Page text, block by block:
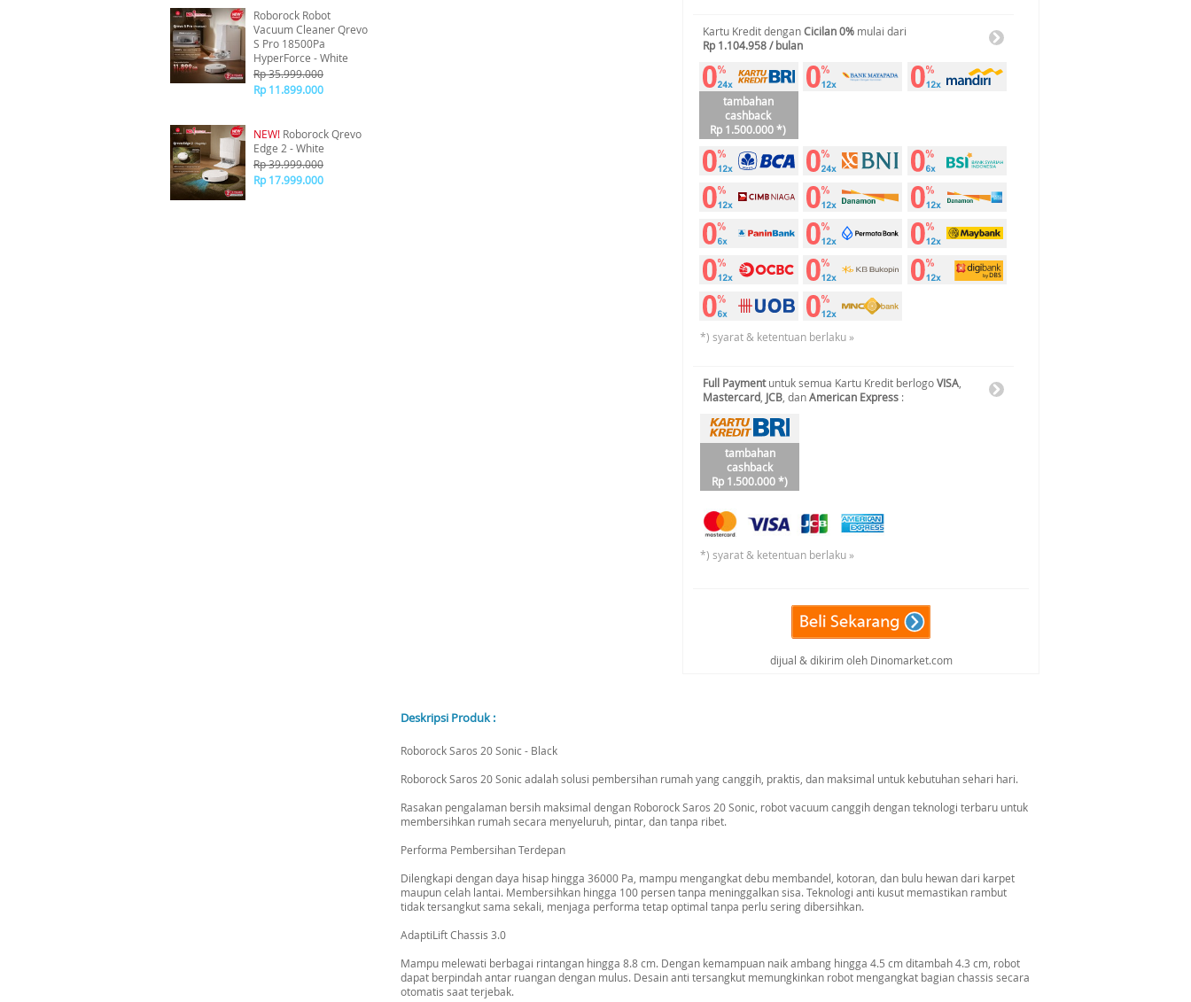
Roborock Robot
Vacuum Cleaner Qrevo
S Pro 18500Pa
HyperForce - White
Rp 35.999.000
Rp 11.899.000
NEW! Roborock Qrevo
Edge 2 - White
Rp 39.999.000
Rp 17.999.000
Kartu Kredit denganCicilan 0% mulai dari
Rp 1.104.958 / bulan
tambahan
cashback
Rp 1.500.000 *)
*) syarat & ketentuan berlaku »
Full Paymentuntuk semua Kartu Kredit berlogoVISA
Mastercard JCB , danAmerican Express :
tambahan
cashback
Rp 1.500.000 *)
*) syarat & ketentuan berlaku »
dijual & dikirim oleh Dinomarket.com
Deskripsi Produk :
Roborock Saros 20 Sonic - Black
Roborock Saros 20 Sonic adalah solusi pembersihan rumah yang canggih, praktis, dan maksimal untuk kebutuhan sehari hari.
Rasakan pengalaman bersih maksimal dengan Roborock Saros 20 Sonic, robot vacuum canggih dengan teknologi terbaru untuk
membersihkan rumah secara menyeluruh, pintar, dan tanpa ribet.
Performa Pembersihan Terdepan
Dilengkapi dengan daya hisap hingga 36000 Pa, mampu mengangkat debu membandel, kotoran, dan bulu hewan dari karpet
maupun celah lantai. Membersihkan hingga 100 persen tanpa meninggalkan sisa. Teknologi anti kusut memastikan rambut
tidak tersangkut sama sekali, menjaga performa tetap optimal tanpa perlu sering dibersihkan.
AdaptiLift Chassis 3.0
Mampu melewati berbagai rintangan hingga 8.8 cm. Dengan kemampuan naik ambang hingga 4.5 cm ditambah 4.3 cm, robot
dapat berpindah antar ruangan dengan mulus. Desain anti tersangkut memungkinkan robot mengangkat bagian chassis secara
otomatis saat terjebak.